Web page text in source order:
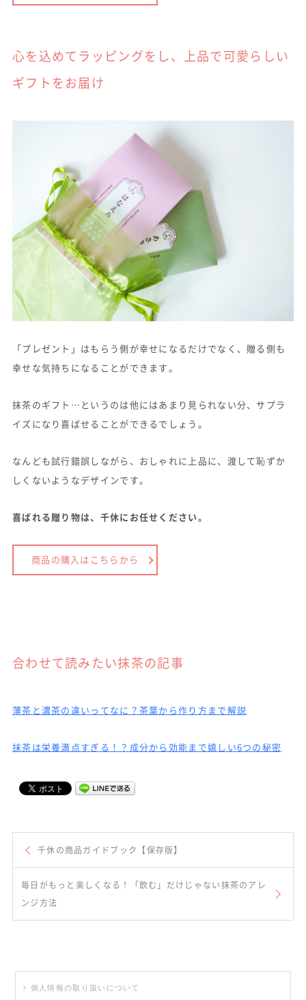
心を込めてラッピングをし、上品で可愛らしい
ギフトをお届け
「プレゼント」はもらう側が幸せになるだけでなく、贈る側も
幸せな気持ちになることができます。
抹茶のギフト…というのは他にはあまり見られない分、サプラ
イズになり喜ばせることができるでしょう。
なんども試行錯誤しながら、おしゃれに上品に、渡して恥ずか
しくないようなデザインです。
喜ばれる贈り物は、千休にお任せください。
商品の購入はこちらから
合わせて読みたい抹茶の記事
薄茶と濃茶の違いってなに？茶葉から作り方まで解説
抹茶は栄養満点すぎる！？成分から効能まで嬉しい6つの秘密
千休の商品ガイドブック【保存版】
毎日がもっと楽しくなる！「飲む」だけじゃない抹茶のアレ
ンジ方法
個人情報の取り扱いについて